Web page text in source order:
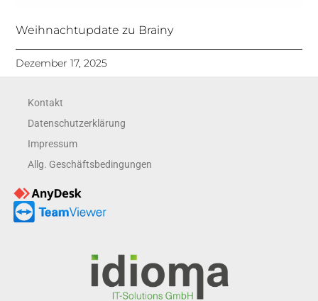
Weihnachtupdate zu Brainy
Dezember 17, 2025
Kontakt
Datenschutzerklärung
Impressum
Allg. Geschäftsbedingungen